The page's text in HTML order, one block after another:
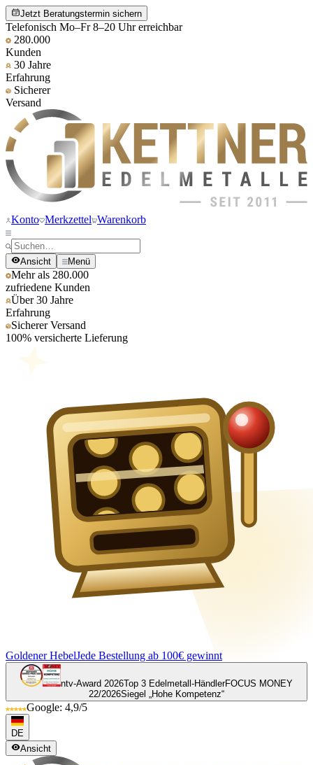
Jetzt Beratungstermin sichern
Telefonisch Mo–Fr 8–20 Uhr erreichbar
280.000
Kunden
30 Jahre
Erfahrung
Sicherer
Versand
Konto Merkzettel Warenkorb
Ansicht Menü
Mehr als 280.000
zufriedene Kunden
Über 30 Jahre
Erfahrung
Sicherer Versand
100% versicherte Lieferung
Goldener HebelJede Bestellung ab 100€ gewinnt
ntv-Award 2026Top 3 Edelmetall-HändlerFOCUS MONEY
22/2026Siegel „Hohe Kompetenz“
Google: 4,9/5
DE
Ansicht